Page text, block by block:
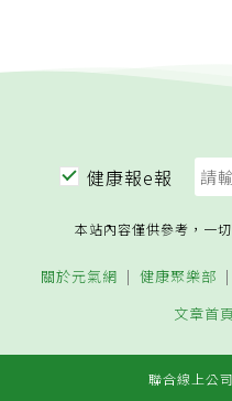
健康報e報
本站內容僅供參考，一
關於元氣網 健康聚樂部
文章首頁
聯合線上公